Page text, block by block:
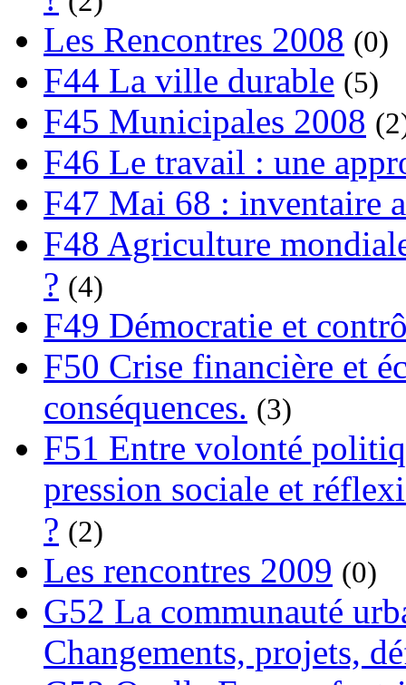
Les Rencontres 2008 (0)
F44 La ville durable (5)
F45 Municipales 2008
F46 Le travail : une
F47 Mai 68 : inventaire
F48 Agriculture
? (4)
F49 Démocratie et
F50 Crise financière et
conséquences. (3)
F51 Entre volonté
pression sociale et
? (2)
Les rencontres 2009 (0)
G52 La communauté
Changements, projets,